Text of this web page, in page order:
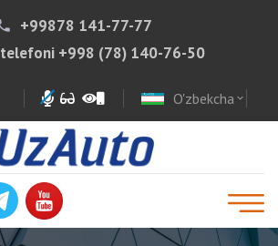
+99878 141-77-77
+998 (78) 140-76-50
O'zbekcha expand_more